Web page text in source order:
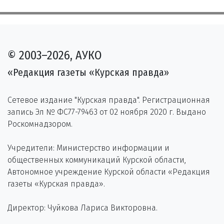
© 2003–2026, АУКО
«Редакция газеты «Курская правда»
Сетевое издание "Курская правда". Регистрационная
запись Эл № ФС77-79463 от 02 ноября 2020 г. Выдано
Роскомнадзором.
Учредители: Министерство информации и
общественных коммуникаций Курской области,
Автономное учреждение Курской области «Редакция
газеты «Курская правда».
Директор: Чуйкова Лариса Викторовна.